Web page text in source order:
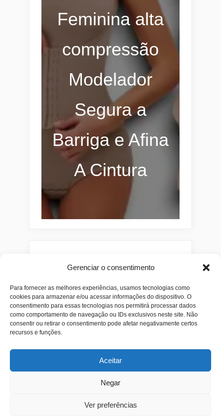
Gerenciar o consentimento
Para fornecer as melhores experiências, usamos tecnologias como
cookies para armazenar e/ou acessar informações do dispositivo. O
consentimento para essas tecnologias nos permitirá processar dados
como comportamento de navegação ou IDs exclusivos neste site. Não
consentir ou retirar o consentimento pode afetar negativamente certos
recursos e funções.
Aceitar
Negar
Ver preferências
Feminina alta
compressão
Modelador
Segura a
Barriga e Afina
A Cintura
Combos
Jeans Kits Masculino